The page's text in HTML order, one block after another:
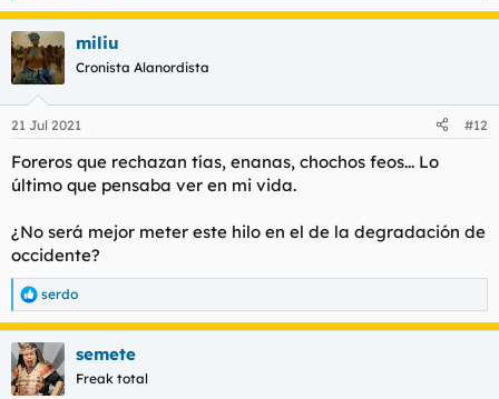
e
a
c
c
i
e
:
miliu
Cronista Alanordista
21 Jul 2021 #12
Foreros que rechazan tías, enanas, chochos feos... Lo
último que pensaba ver en mi vida.
¿No será mejor meter este hilo en el de la degradación de
occidente?
R
e
a
c
c
i
serdo
semete
Freak total